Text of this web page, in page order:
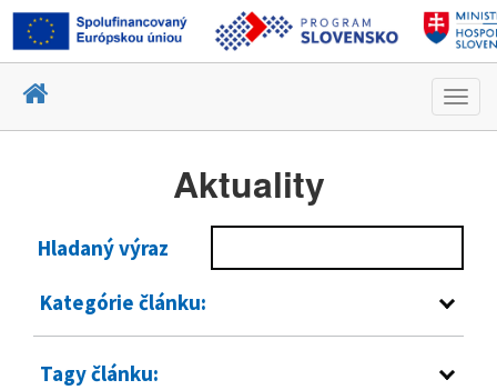
Aktuality
Hladaný výraz
Kategórie článku:
Tagy článku: